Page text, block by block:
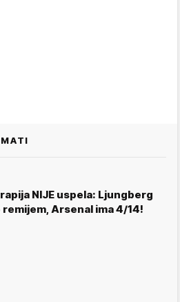
NIJE uspela: Ljungberg
Arsenal ima 4/14!